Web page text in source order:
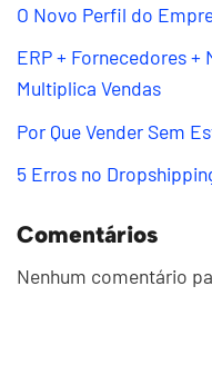
O Novo Perfil do
ERP + Fornecedores
Multiplica Vendas
Por Que Vender Sem
5 Erros no
Comentários
Nenhum comentário